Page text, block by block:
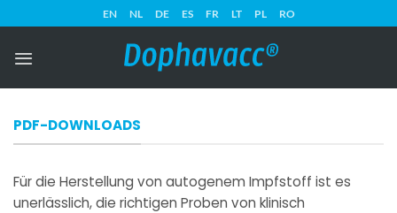
Inhalt
springen
EN NL DE ES FR LT PL RO
PDF-DOWNLOADS
Für die Herstellung von autogenem Impfstoff ist es
unerlässlich, die richtigen Proben von klinisch